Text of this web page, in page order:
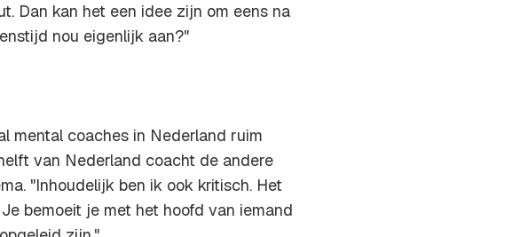
Dan kan het een idee zijn om eens na
nou eigenlijk aan?"
mental coaches in Nederland ruim
van Nederland coacht de andere
"Inhoudelijk ben ik ook kritisch. Het
bemoeit je met het hoofd van iemand